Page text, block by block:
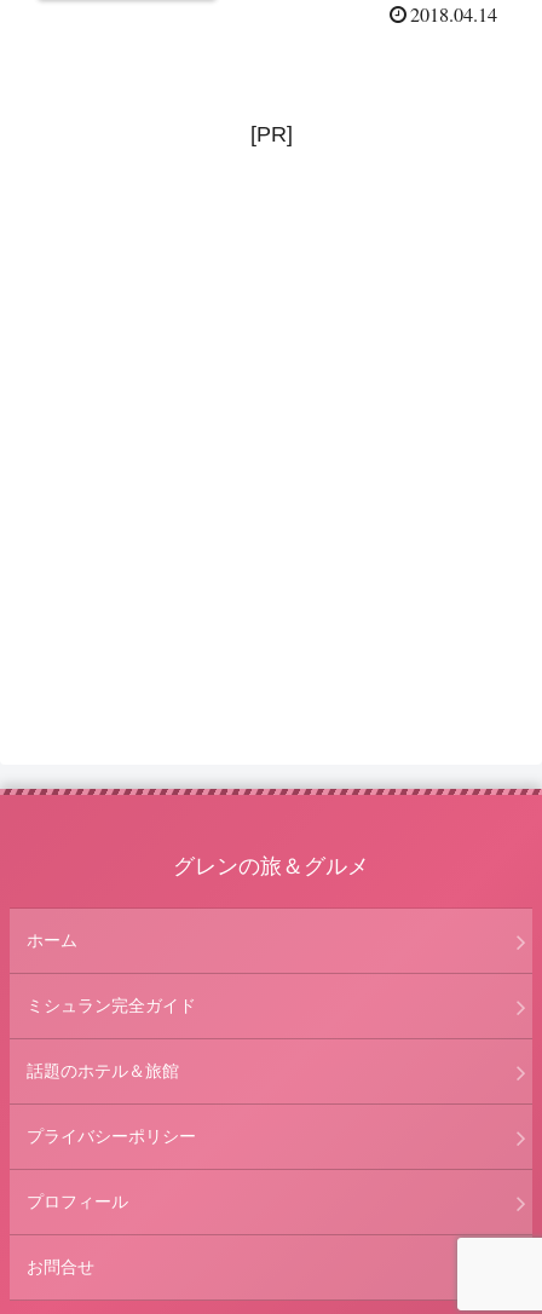
2018.04.14
[PR]
グレンの旅＆グルメ
ホーム
ミシュラン完全ガイド
話題のホテル＆旅館
プライバシーポリシー
プロフィール
お問合せ